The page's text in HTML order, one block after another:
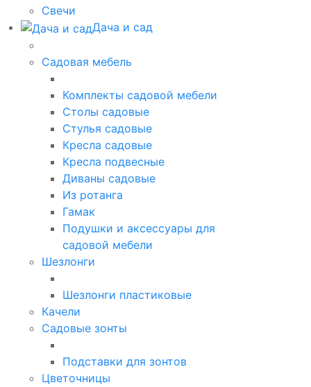
Свечи
Дача и сад
Садовая мебель
Комплекты садовой мебели
Столы садовые
Стулья садовые
Кресла садовые
Кресла подвесные
Диваны садовые
Из ротанга
Гамак
Подушки и аксессуары для
садовой мебели
Шезлонги
Шезлонги пластиковые
Качели
Садовые зонты
Подставки для зонтов
Цветочницы